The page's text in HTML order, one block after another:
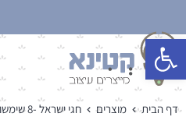
פתח סרגל נגישות
דף הבית מוצרים חגי ישראל -8 שימשוניות